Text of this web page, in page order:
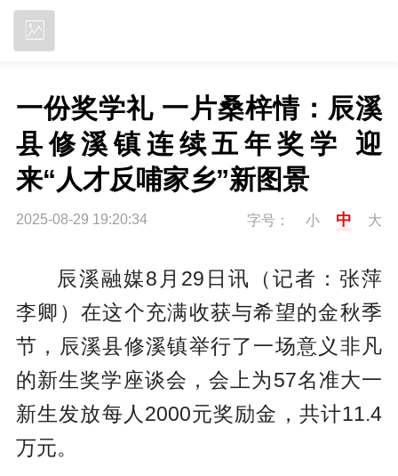
一份奖学礼 一片桑梓情：辰溪
县修溪镇连续五年奖学 迎
来“人才反哺家乡”新图景
2025-08-29 19:20:34 字号： 小 中 大
辰溪融媒8月29日讯（记者：张萍
李卿）在这个充满收获与希望的金秋季
节，辰溪县修溪镇举行了一场意义非凡
的新生奖学座谈会，会上为57名准大一
新生发放每人2000元奖励金，共计11.4
万元。